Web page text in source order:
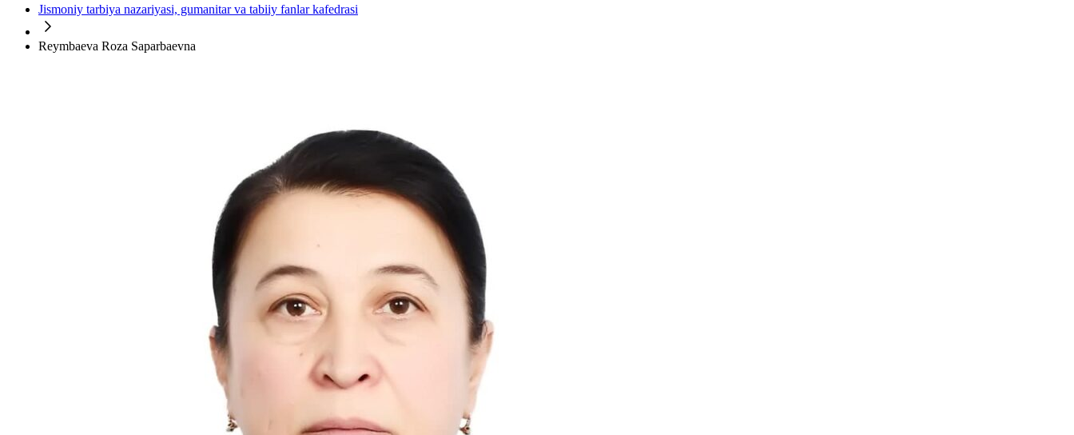
Jismoniy tarbiya nazariyasi, gumanitar va tabiiy fanlar kafedrasi
Reymbaeva Roza Saparbaevna